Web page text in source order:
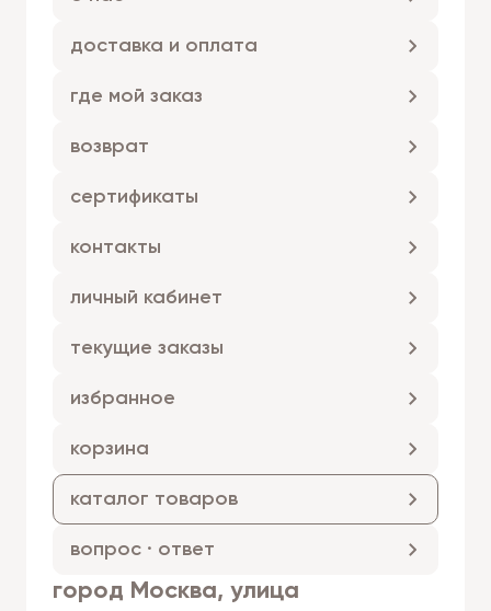
город Москва, улица
доставка и оплата
где мой заказ
возврат
сертификаты
контакты
личный кабинет
текущие заказы
избранное
корзина
каталог товаров
вопрос · ответ